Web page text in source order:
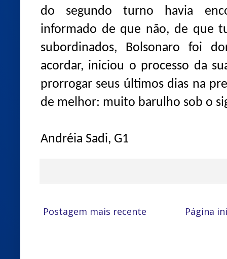
do segundo turno havia
informado de que não, de que
subordinados, Bolsonaro foi
acordar, iniciou o processo da
prorrogar seus últimos dias na
de melhor: muito barulho sob o
Andréia Sadi, G1
Postagem mais recente Página